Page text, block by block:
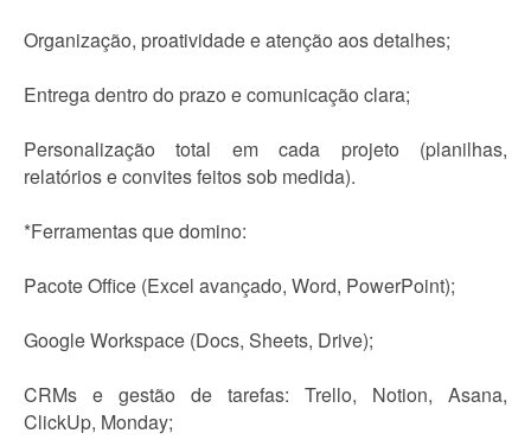
Organização, proatividade e atenção aos detalhes;
Entrega dentro do prazo e comunicação clara;
Personalização total em cada projeto (planilhas,
relatórios e convites feitos sob medida).
*Ferramentas que domino:
Pacote Office (Excel avançado, Word, PowerPoint);
Google Workspace (Docs, Sheets, Drive);
CRMs e gestão de tarefas: Trello, Notion, Asana,
ClickUp, Monday;